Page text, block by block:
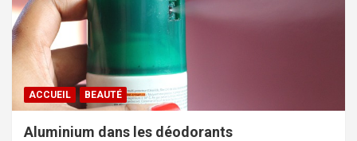
ACCUEIL BEAUTÉ
Aluminium dans les déodorants